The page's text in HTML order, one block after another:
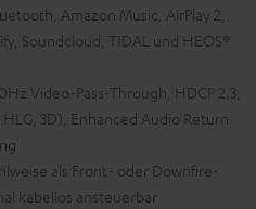
Amazon Music, AirPlay 2,
Soundcloud, TIDAL und HEOS®
Video-Pass-Through, HDCP 2.3,
3D), Enhanced Audio Return
als Front- oder Downfire-
kabellos ansteuerbar